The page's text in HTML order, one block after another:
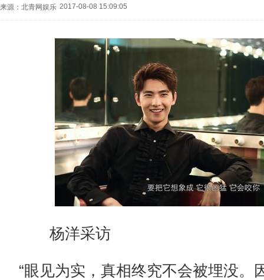
来源：北青网娱乐 2017-08-08 15:09:05
杨洋采访
“眼见为实，真相终究不会被埋没。